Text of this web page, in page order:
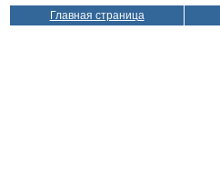
Главная страница